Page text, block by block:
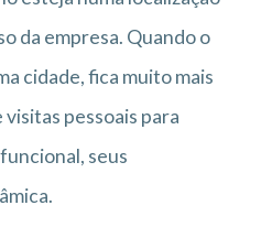
da empresa. Quando o
cidade, fica muito mais
pessoais para
seus